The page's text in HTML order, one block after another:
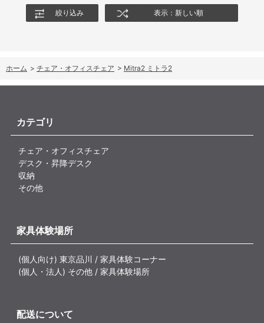
絞り込み 表示：新しい順
ホーム > チェア・オフィスチェア > Mitra2 ミトラ2
カテゴリ
チェア・オフィスチェア
デスク・昇降デスク
収納
その他
家具体験場所
(個人向け) 東京品川 / 家具体験コーナー
(個人・法人) その他 / 家具体験場所
配送について